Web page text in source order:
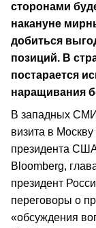
сторонами
накануне
добиться
позиций. В
постарается
наращивания
В западных СМИ
визита в Москву
президента
Bloomberg,
президент
переговоры о
«обсуждения